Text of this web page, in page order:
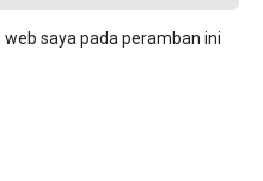
saya pada peramban ini